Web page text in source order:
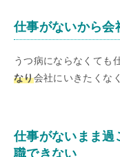
仕事がないから会
うつ病にならなくても
なり会社にいきたくな
仕事がないまま過
職できない